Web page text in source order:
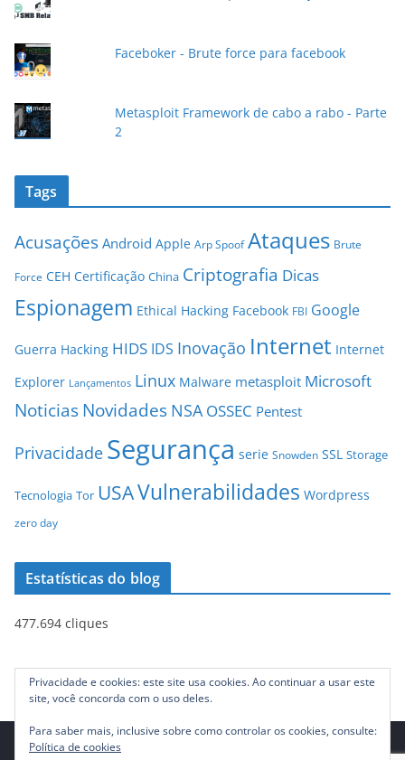
i
Faceboker - Brute force para facebook
Metasploit Framework de cabo a rabo - Parte
2
Tags
Acusações Android Apple Arp Spoof Ataques Brute
Force CEH Certificação China Criptografia Dicas
Espionagem Ethical Hacking Facebook FBI Google
Guerra Hacking HIDS IDS Inovação Internet Internet
Explorer Lançamentos Linux Malware metasploit Microsoft
NoticiasNovidades NSA OSSEC Pentest
Privacidade Segurança serie Snowden SSL Storage
Tecnologia Tor USAVulnerabilidades Wordpress
zero day
Estatísticas do blog
477.694 cliques
Privacidade e cookies: este site usa cookies. Ao continuar a usar este
site, você concorda com o uso deles.
Para saber mais, inclusive sobre como controlar os cookies, consulte:
Política de cookies